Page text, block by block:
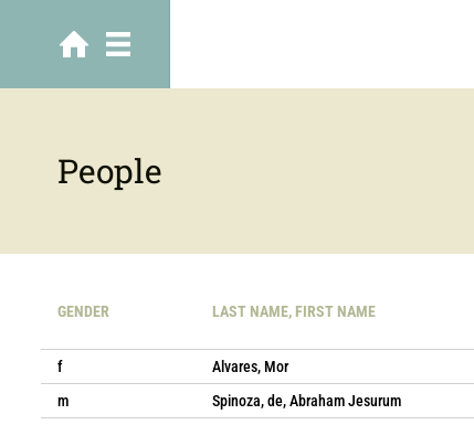
People
GENDER LAST NAME, FIRST NAME
f Alvares, Mor
m
Spinoza, de, Abraham Jesurum